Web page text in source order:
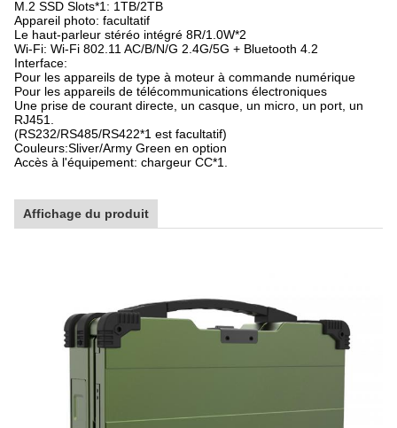
M.2 SSD Slots*1: 1TB/2TB
Appareil photo: facultatif
Le haut-parleur stéréo intégré 8R/1.0W*2
Wi-Fi: Wi-Fi 802.11 AC/B/N/G 2.4G/5G + Bluetooth 4.2
Interface:
Pour les appareils de type à moteur à commande numérique
Pour les appareils de télécommunications électroniques
Une prise de courant directe, un casque, un micro, un port, un
RJ451.
(RS232/RS485/RS422*1 est facultatif)
Couleurs:Sliver/Army Green en option
Accès à l'équipement: chargeur CC*1.
Affichage du produit